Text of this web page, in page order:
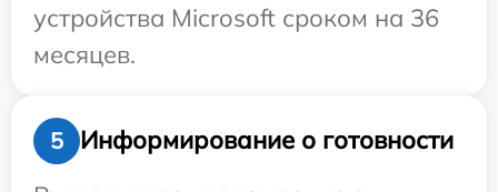
устройства Microsoft сроком на 36
месяцев.
5
Информирование о готовности